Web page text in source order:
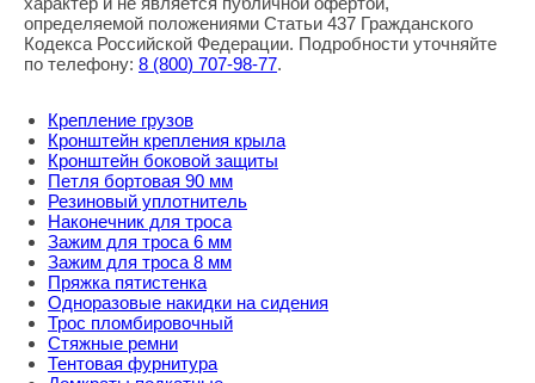
определяемой положениями Статьи 437 Гражданского
Кодекса Российской Федерации. Подробности уточняйте
по телефону: 8 (800) 707-98-77.
Крепление грузов
Кронштейн крепления крыла
Кронштейн боковой защиты
Петля бортовая 90 мм
Резиновый уплотнитель
Наконечник для троса
Зажим для троса 6 мм
Зажим для троса 8 мм
Пряжка пятистенка
Одноразовые накидки на сидения
Трос пломбировочный
Стяжные ремни
Тентовая фурнитура